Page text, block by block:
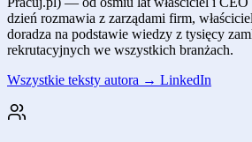
dzień rozmawia z zarządami firm,
doradza na podstawie wiedzy z tysięcy
rekrutacyjnych we wszystkich branżach.
Wszystkie teksty autora → LinkedIn